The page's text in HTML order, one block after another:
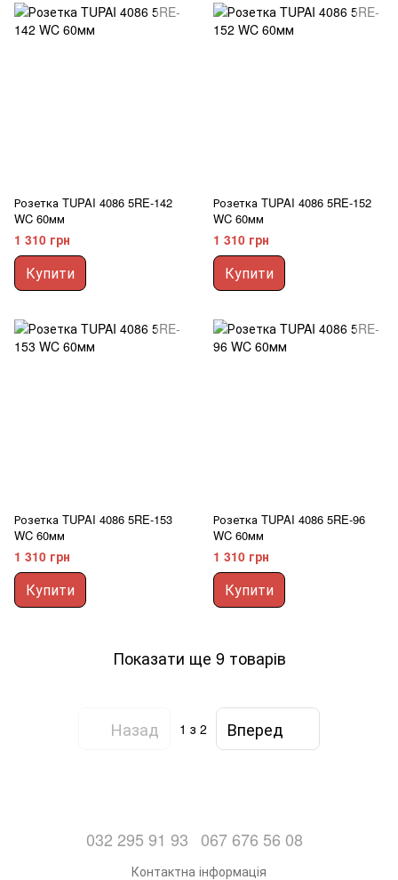
Розетка TUPAI 4086 5RE-142
WC 60мм
1 310 грн
Купити
Розетка TUPAI 4086 5RE-152
WC 60мм
1 310 грн
Купити
Розетка TUPAI 4086 5RE-153
WC 60мм
1 310 грн
Купити
Розетка TUPAI 4086 5RE-96
WC 60мм
1 310 грн
Купити
Показати ще 9 товарів
Назад 1 з 2 Вперед
032 295 91 93 067 676 56 08
Контактна інформація